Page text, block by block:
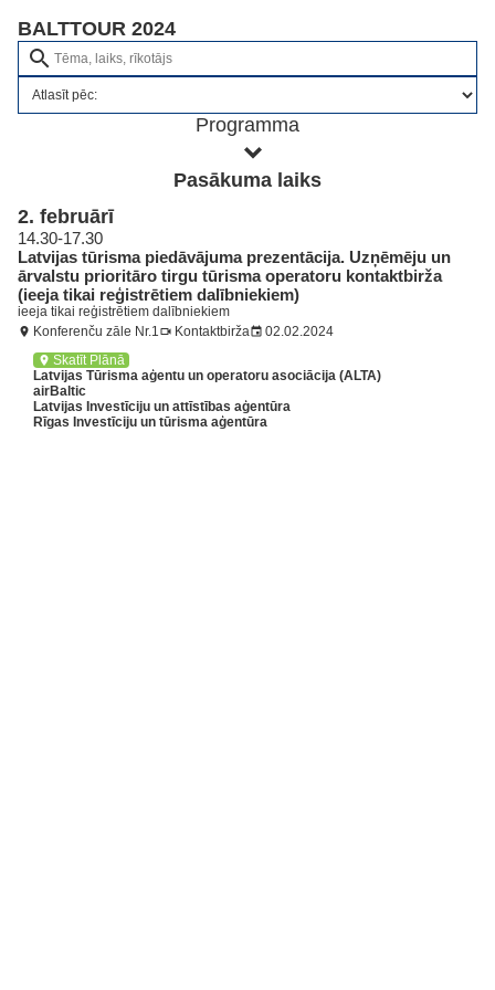
BALTTOUR 2024
search
Programma
Pasākuma laiks
2. februārī
14.30-17.30
Latvijas tūrisma piedāvājuma prezentācija. Uzņēmēju un
ārvalstu prioritāro tirgu tūrisma operatoru kontaktbirža
(ieeja tikai reģistrētiem dalībniekiem)
ieeja tikai reģistrētiem dalībniekiem
location_on Konferenču zāle Nr.1videocam Kontaktbiržaevent 02.02.2024
location_on Skatīt Plānā
Latvijas Tūrisma aģentu un operatoru asociācija (ALTA)
airBaltic
Latvijas Investīciju un attīstības aģentūra
Rīgas Investīciju un tūrisma aģentūra